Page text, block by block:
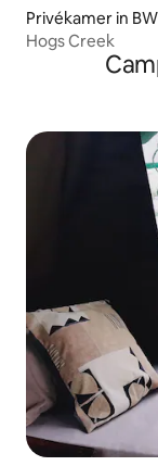
Privékamer in BW
Hogs Creek